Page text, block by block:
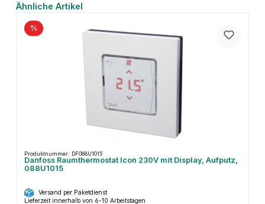
Produktgalerie überspringen
Ähnliche Artikel
%
Produktnummer: DF088U1015
Danfoss Raumthermostat Icon 230V mit Display, Aufputz,
088U1015
Versand per Paketdienst
Lieferzeit innerhalb von 6-10 Arbeitstagen